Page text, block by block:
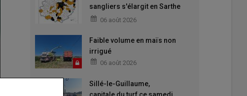
sangliers s'élargit en Sarthe
pour 2026-2027
06 août 2026
Faible volume en maïs non
irrigué
06 août 2026
Sillé-le-Guillaume,